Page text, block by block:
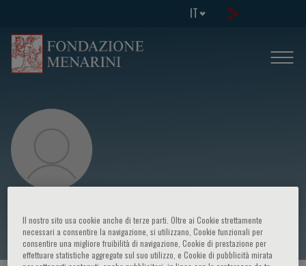
IT
Gianfranco Buffardi
Il nostro sito usa cookie anche di terze parti. Oltre ai Cookie strettamente
necessari a consentire la navigazione, si utilizzano, Cookie funzionali per
consentire una migliore fruibilità di navigazione, Cookie di prestazione per
effettuare statistiche aggregate sul suo utilizzo, e Cookie di pubblicità mirata